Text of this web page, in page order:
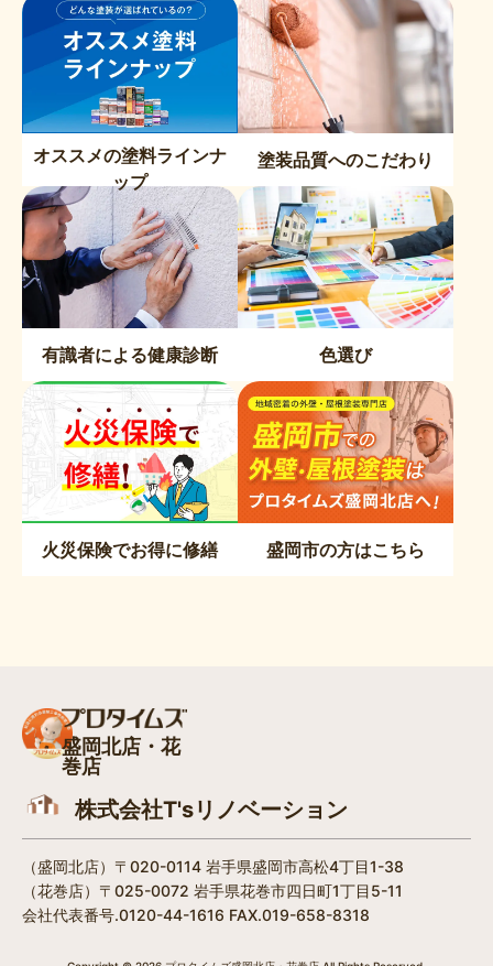
オススメの塗料ラインナ
ップ
塗装品質へのこだわり
有識者による健康診断 色選び
火災保険でお得に修繕 盛岡市の方はこちら
盛岡北店・花
巻店
株式会社T'sリノベーション
（盛岡北店）〒020-0114 岩手県盛岡市高松4丁目1-38​
（花巻店）〒025-0072 岩手県花巻市四日町1丁目5-11
会社代表番号.0120-44-1616 FAX.019-658-8318